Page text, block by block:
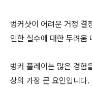
벙커샷이 어려운 거정 결
인한 실수에 대한 두려움
벙커 플레이는 많은 경험
상의 가장 큰 요인입니다